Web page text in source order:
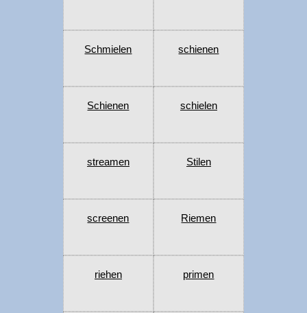
Schmielen schienen
Schienen schielen
streamen Stilen
screenen Riemen
riehen primen